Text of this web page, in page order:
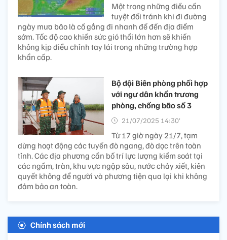
Một trong những điều cần
tuyệt đối tránh khi đi đường
ngày mưa bão là cố gắng đi nhanh để đến địa điểm
sớm. Tốc độ cao khiến sức gió thổi lớn hơn sẽ khiến
không kịp điều chỉnh tay lái trong những trường hợp
khẩn cấp.
Bộ đội Biên phòng phối hợp
với ngư dân khẩn trương
phòng, chống bão số 3
21/07/2025 14:30’
Từ 17 giờ ngày 21/7, tạm
dừng hoạt động các tuyến đò ngang, đò dọc trên toàn
tỉnh. Các địa phương cần bố trí lực lượng kiểm soát tại
các ngầm, tràn, khu vực ngập sâu, nước chảy xiết, kiên
quyết không để người và phương tiện qua lại khi không
đảm bảo an toàn.
Chính sách mới